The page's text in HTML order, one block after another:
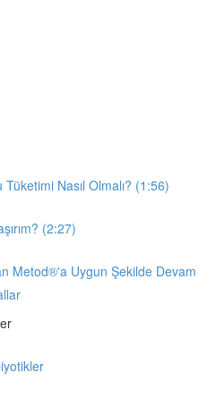
Nasıl Olmalı? (1:56)
(2:27)
Metod®'a Uygun Şekilde Devam